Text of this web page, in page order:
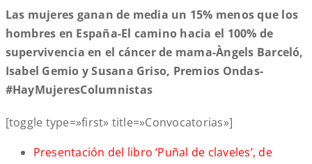
Las mujeres ganan de media un 15% menos que los
hombres en España-El camino hacia el 100% de
supervivencia en el cáncer de mama-Àngels Barceló,
Isabel Gemio y Susana Griso, Premios Ondas-
#HayMujeresColumnistas
[toggle type=»first» title=»Convocatorias»]
Presentación del libro ‘Puñal de claveles’, de